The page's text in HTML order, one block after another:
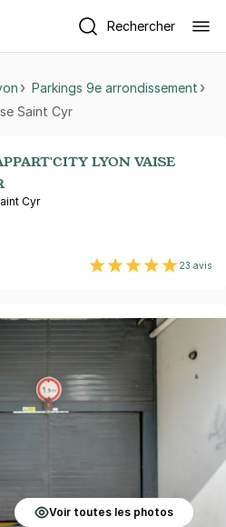
Rechercher
Parkings 9e arrondissement
Saint Cyr
LYON VAISE
Cyr
23 avis
Voir toutes les photos